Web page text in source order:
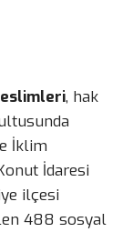
, hak
İklim
İdaresi
ilçesi
488 sosyal